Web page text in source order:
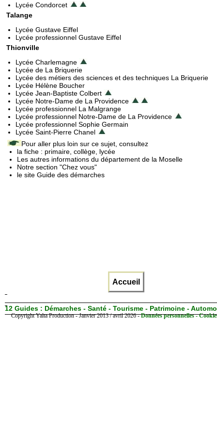
Lycée Condorcet
Talange
Lycée Gustave Eiffel
Lycée professionnel Gustave Eiffel
Thionville
Lycée Charlemagne
Lycée de La Briquerie
Lycée des métiers des sciences et des techniques La Briquerie
Lycée Hélène Boucher
Lycée Jean-Baptiste Colbert
Lycée Notre-Dame de La Providence
Lycée professionnel La Malgrange
Lycée professionnel Notre-Dame de La Providence
Lycée professionnel Sophie Germain
Lycée Saint-Pierre Chanel
Pour aller plus loin sur ce sujet, consultez
la fiche : primaire, collège, lycée
Les autres informations du département de la Moselle
Notre section "Chez vous"
le site Guide des démarches
Accueil
12 Guides : Démarches - Santé - Tourisme - Patrimoine -
Copyright Yalta Production - Janvier 2013 / avril 2026 -Données personnelles -